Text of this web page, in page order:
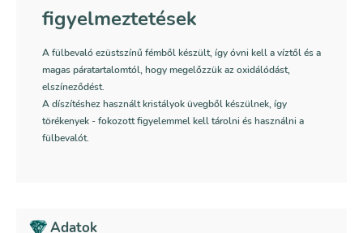
figyelmeztetések
A fülbevaló ezüstszínű fémből készült, így óvni kell a víztől és a
magas páratartalomtól, hogy megelőzzük az oxidálódást,
elszíneződést.
A díszítéshez használt kristályok üvegből készülnek, így
törékenyek - fokozott figyelemmel kell tárolni és használni a
fülbevalót.
Adatok